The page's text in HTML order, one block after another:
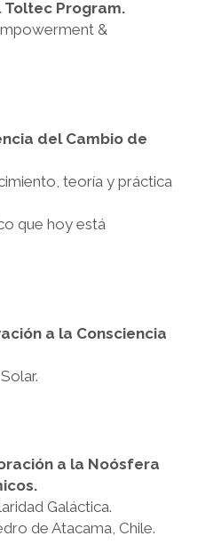
Program.
&
del Cambio de
teoría y práctica
que hoy está
a la Consciencia
a la Noósfera
Galáctica.
de Atacama, Chile.